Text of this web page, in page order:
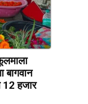
बागवान
हजार